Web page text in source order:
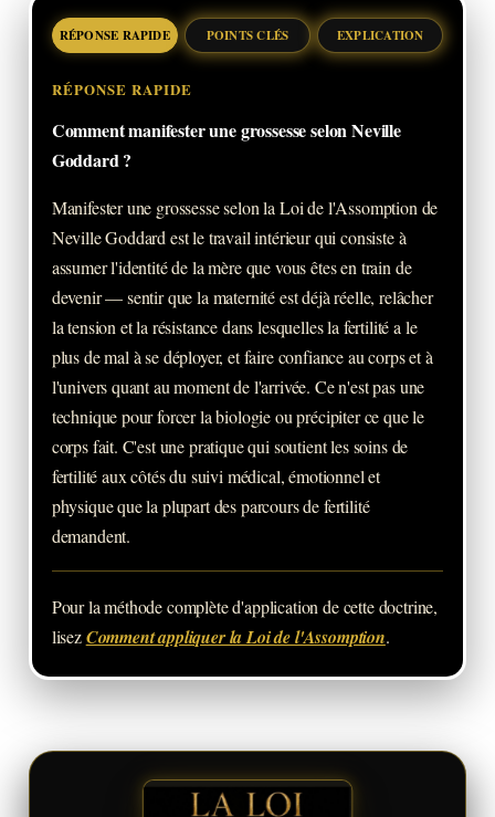
RÉPONSE RAPIDE POINTS CLÉS EXPLICATION
RÉPONSE RAPIDE
Comment manifester une grossesse selon Neville
Goddard ?
Manifester une grossesse selon la Loi de l'Assomption de
Neville Goddard est le travail intérieur qui consiste à
assumer l'identité de la mère que vous êtes en train de
devenir — sentir que la maternité est déjà réelle, relâcher
la tension et la résistance dans lesquelles la fertilité a le
plus de mal à se déployer, et faire confiance au corps et à
l'univers quant au moment de l'arrivée. Ce n'est pas une
technique pour forcer la biologie ou précipiter ce que le
corps fait. C'est une pratique qui soutient les soins de
fertilité aux côtés du suivi médical, émotionnel et
physique que la plupart des parcours de fertilité
demandent.
Pour la méthode complète d'application de cette doctrine,
lisezComment appliquer la Loi de l'Assomption.